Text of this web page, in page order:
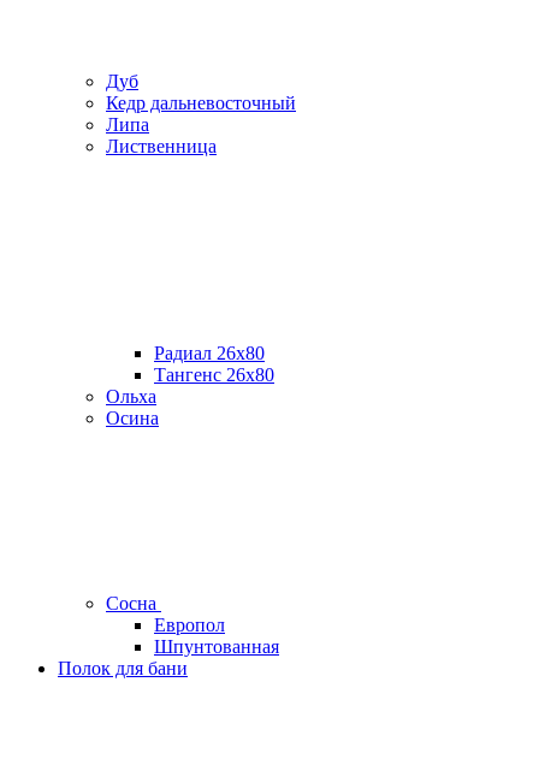
Дуб
Кедр дальневосточный
Липа
Лиственница
Радиал 26х80
Тангенс 26х80
Ольха
Осина
Сосна
Европол
Шпунтованная
Полок для бани